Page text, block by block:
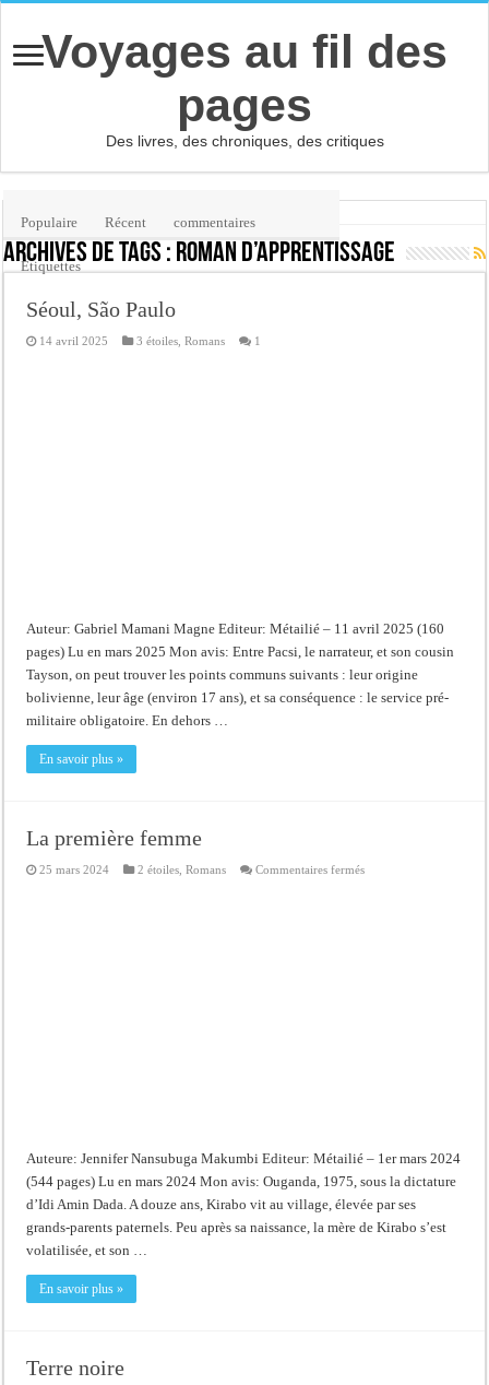
Voyages au fil des
pages
Des livres, des chroniques, des critiques
Archives de tags : roman d’apprentissage
Séoul, São Paulo
14 avril 2025 3 étoiles ,Romans 1
Auteur: Gabriel Mamani Magne Editeur: Métailié – 11 avril 2025 (160
pages) Lu en mars 2025 Mon avis: Entre Pacsi, le narrateur, et son cousin
Tayson, on peut trouver les points communs suivants : leur origine
bolivienne, leur âge (environ 17 ans), et sa conséquence : le service pré-
militaire obligatoire. En dehors …
En savoir plus »
La première femme
25 mars 2024 2 étoiles ,Romans Commentaires ferméssur
Auteure: Jennifer Nansubuga Makumbi Editeur: Métailié – 1er mars 2024
(544 pages) Lu en mars 2024 Mon avis: Ouganda, 1975, sous la dictature
d’Idi Amin Dada. A douze ans, Kirabo vit au village, élevée par ses
grands-parents paternels. Peu après sa naissance, la mère de Kirabo s’est
volatilisée, et son …
En savoir plus »
Terre noire
Populaire Récent commentaires
Etiquettes